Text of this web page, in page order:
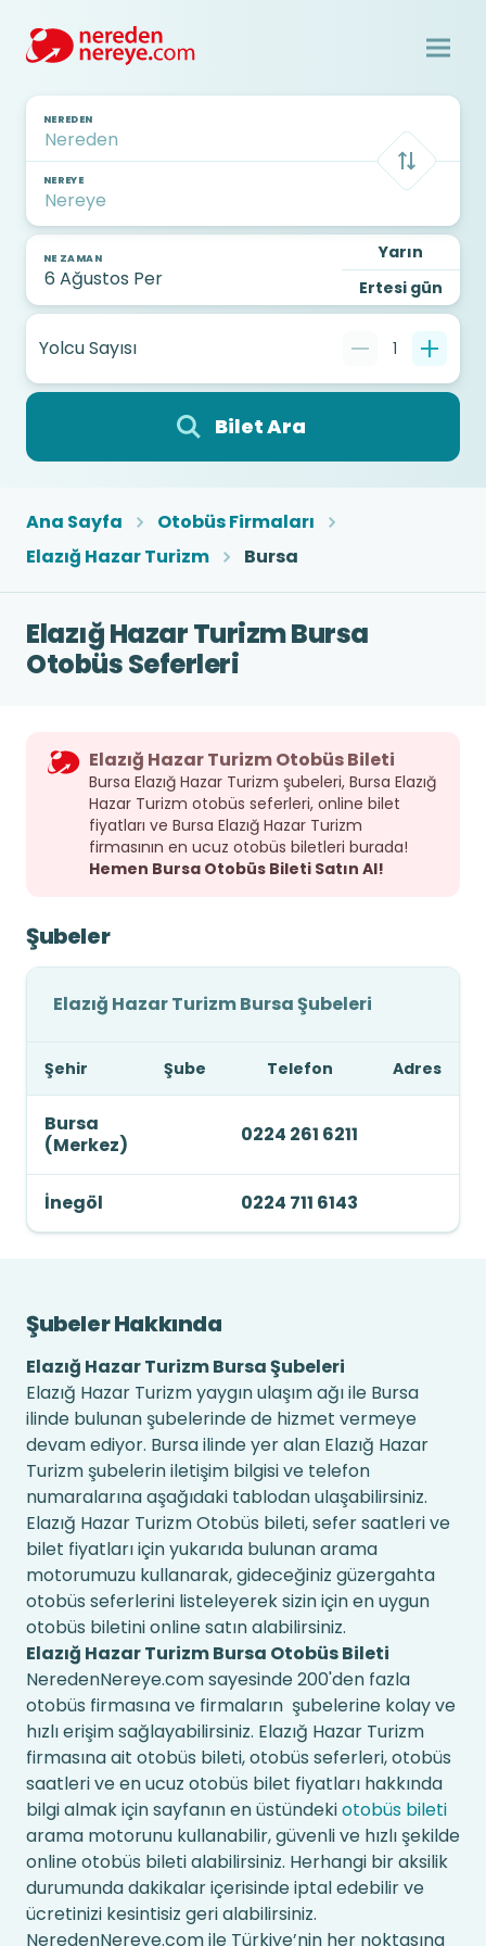
NEREDEN
NEREYE
NE ZAMAN
Yarın
Ertesi gün
Yolcu Sayısı 1
Bilet Ara
Ana Sayfa
Otobüs Firmaları
Elazığ Hazar Turizm
Bursa
Elazığ Hazar Turizm Bursa
Otobüs Seferleri
Elazığ Hazar Turizm Otobüs Bileti
Bursa Elazığ Hazar Turizm şubeleri, Bursa Elazığ
Hazar Turizm otobüs seferleri, online bilet
fiyatları ve Bursa Elazığ Hazar Turizm
firmasının en ucuz otobüs biletleri burada!
Hemen Bursa Otobüs Bileti Satın Al!
Şubeler
Elazığ Hazar Turizm Bursa Şubeleri
Şehir Şube Telefon Adres
Bursa
(Merkez)
0224 261 6211
İnegöl 0224 711 6143
Şubeler Hakkında
Elazığ Hazar Turizm Bursa Şubeleri
Elazığ Hazar Turizm yaygın ulaşım ağı ile Bursa
ilinde bulunan şubelerinde de hizmet vermeye
devam ediyor. Bursa ilinde yer alan Elazığ Hazar
Turizm şubelerin iletişim bilgisi ve telefon
numaralarına aşağıdaki tablodan ulaşabilirsiniz.
Elazığ Hazar Turizm Otobüs bileti, sefer saatleri ve
bilet fiyatları için yukarıda bulunan arama
motorumuzu kullanarak, gideceğiniz güzergahta
otobüs seferlerini listeleyerek sizin için en uygun
otobüs biletini online satın alabilirsiniz.
Elazığ Hazar Turizm Bursa Otobüs Bileti
NeredenNereye.com sayesinde 200'den fazla
otobüs firmasına ve firmaların şubelerine kolay ve
hızlı erişim sağlayabilirsiniz. Elazığ Hazar Turizm
firmasına ait otobüs bileti, otobüs seferleri, otobüs
saatleri ve en ucuz otobüs bilet fiyatları hakkında
bilgi almak için sayfanın en üstündekiotobüs bileti
arama motorunu kullanabilir, güvenli ve hızlı şekilde
online otobüs bileti alabilirsiniz. Herhangi bir aksilik
durumunda dakikalar içerisinde iptal edebilir ve
ücretinizi kesintisiz geri alabilirsiniz.
NeredenNereye.com ile Türkiye’nin her noktasına